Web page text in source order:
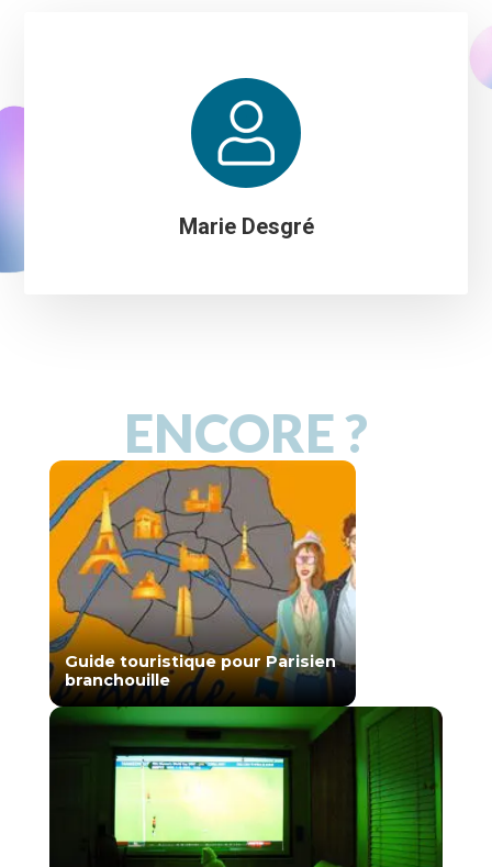
Marie Desgré
ENCORE ?
Guide touristique pour Parisien
branchouille